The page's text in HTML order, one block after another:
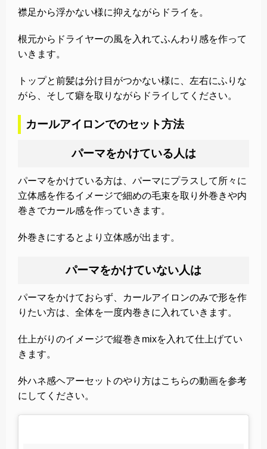
襟足から浮かない様に抑えながらドライを。
根元からドライヤーの風を入れてふんわり感を作って
いきます。
トップと前髪は分け目がつかない様に、左右にふりな
がら、そして癖を取りながらドライしてください。
カールアイロンでのセット方法
パーマをかけている人は
パーマをかけている方は、パーマにプラスして所々に
立体感を作るイメージで細めの毛束を取り外巻きや内
巻きでカール感を作っていきます。
外巻きにするとより立体感が出ます。
パーマをかけていない人は
パーマをかけておらず、カールアイロンのみで形を作
りたい方は、全体を一度内巻きに入れていきます。
仕上がりのイメージで縦巻きmixを入れて仕上げてい
きます。
外ハネ感ヘアーセットのやり方はこちらの動画を参考
にしてください。